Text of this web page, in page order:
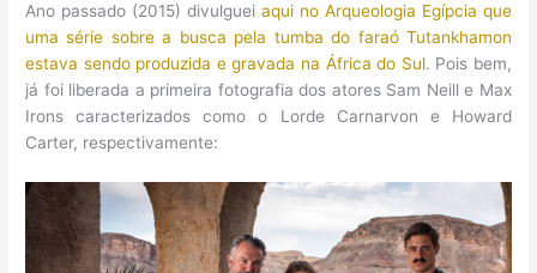
Ano passado (2015) divulguei aqui no Arqueologia Egípcia que
uma série sobre a busca pela tumba do faraó Tutankhamon
estava sendo produzida e gravada na África do Sul. Pois bem,
já foi liberada a primeira fotografia dos atores Sam Neill e Max
Irons caracterizados como o Lorde Carnarvon e Howard
Carter, respectivamente: